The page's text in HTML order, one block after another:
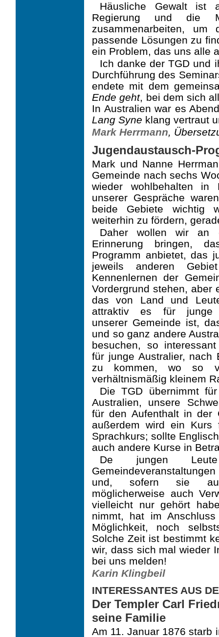
Häusliche Gewalt ist
Regierung und die
zusammenarbeiten,
passende Lösungen zu
ein Problem, das uns alle
Ich danke der TGD und
Durchführung des
endete mit dem
Ende geht, bei dem sich
In Australien war es
Lang Syne klang vertraut
Mark Herrmann,
Jugendaustausch-
Mark und Nanne
Gemeinde nach sechs
wieder wohlbehalten in
unserer Gespräche
beide Gebiete wichtig
weiterhin zu fördern,
Daher wollen wir an
Erinnerung bringen,
Programm anbietet, das
jeweils anderen
Kennenlernen der
Vordergrund stehen, aber
das von Land und
attraktiv es für junge
unserer Gemeinde ist,
und so ganz andere
besuchen, so
für junge Australier, nach
zu kommen, wo so
verhältnismä­ßig kleinem
Die TGD übernimmt
Australien, unsere
für den Aufenthalt in der
außerdem wird ein Kurs
Sprachkurs; sollte
auch andere Kurse in
De jungen
und, sofern sie aus
möglicherweise auch
vielleicht nur gehört
nimmt, hat im
Möglichkeit, noch
Solche Zeit ist bestimmt
wir, dass sich mal wieder
bei uns melden!
Karin Klingbeil
INTERESSANTES AUS
Der Templer Carl
seine Familie
Am 11. Januar 1876 starb